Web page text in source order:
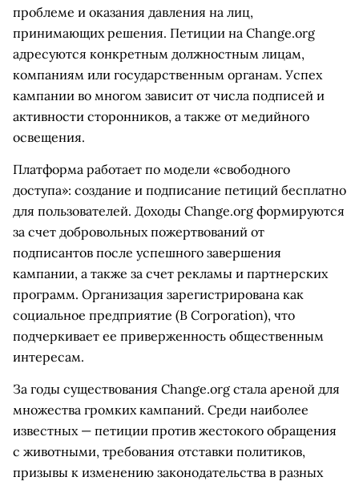
проблеме и оказания давления на лиц,
принимающих решения. Петиции на Change.org
адресуются конкретным должностным лицам,
компаниям или государственным органам. Успех
кампании во многом зависит от числа подписей и
активности сторонников, а также от медийного
освещения.
Платформа работает по модели «свободного
доступа»: создание и подписание петиций бесплатно
для пользователей. Доходы Change.org формируются
за счет добровольных пожертвований от
подписантов после успешного завершения
кампании, а также за счет рекламы и партнерских
программ. Организация зарегистрирована как
социальное предприятие (B Corporation), что
подчеркивает ее приверженность общественным
интересам.
За годы существования Change.org стала ареной для
множества громких кампаний. Среди наиболее
известных — петиции против жестокого обращения
с животными, требования отставки политиков,
призывы к изменению законодательства в разных